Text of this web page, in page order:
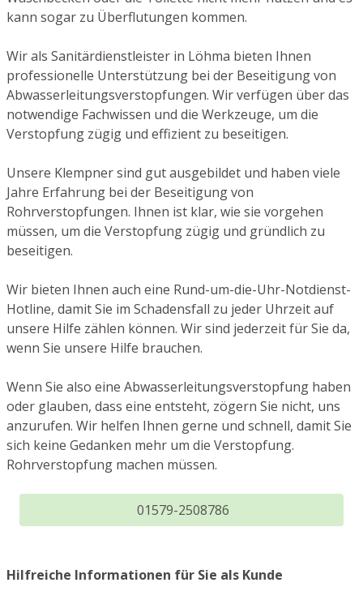
kann sogar zu Überflutungen kommen.
Wir als Sanitärdienstleister in Löhma bieten Ihnen
professionelle Unterstützung bei der Beseitigung von
Abwasserleitungsverstopfungen. Wir verfügen über das
notwendige Fachwissen und die Werkzeuge, um die
Verstopfung zügig und effizient zu beseitigen.
Unsere Klempner sind gut ausgebildet und haben viele
Jahre Erfahrung bei der Beseitigung von
Rohrverstopfungen. Ihnen ist klar, wie sie vorgehen
müssen, um die Verstopfung zügig und gründlich zu
beseitigen.
Wir bieten Ihnen auch eine Rund-um-die-Uhr-Notdienst-
Hotline, damit Sie im Schadensfall zu jeder Uhrzeit auf
unsere Hilfe zählen können. Wir sind jederzeit für Sie da,
wenn Sie unsere Hilfe brauchen.
Wenn Sie also eine Abwasserleitungsverstopfung haben
oder glauben, dass eine entsteht, zögern Sie nicht, uns
anzurufen. Wir helfen Ihnen gerne und schnell, damit Sie
sich keine Gedanken mehr um die Verstopfung.
Rohrverstopfung machen müssen.
01579-2508786
Hilfreiche Informationen für Sie als Kunde